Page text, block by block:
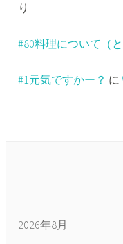
り
#80料理について（
#1元気ですかー？ に
2026年8月